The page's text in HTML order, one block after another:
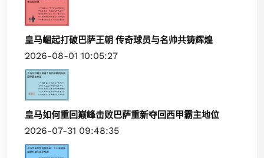
皇马崛起打破巴萨王朝 传奇球员与名帅共铸辉煌
2026-08-01 10:05:27
皇马如何重回巅峰击败巴萨重新夺回西甲霸主地位
2026-07-31 09:48:35